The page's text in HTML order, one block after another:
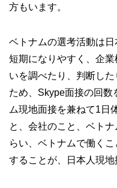
方もいます。
ベトナムの選考活動は
短期になりやすく、企
いを調べたり、判断し
ため、Skype面接の回数
ム現地面接を兼ねて1日
と、会社のこと、ベト
らい、ベトナムで働く
することが、日本人現地